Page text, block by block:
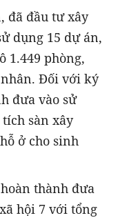
đã đầu tư xây
dụng 15 dự án,
1.449 phòng,
nhân. Đối với ký
đưa vào sử
sàn xây
ở cho sinh
thành đưa
hội 7 với tổng